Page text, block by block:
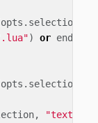
opts . selection
) or
opts . selection
, "text"